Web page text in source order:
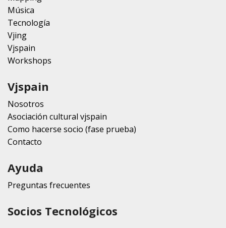
Música
Tecnología
Vjing
Vjspain
Workshops
Vjspain
Nosotros
Asociación cultural vjspain
Como hacerse socio (fase prueba)
Contacto
Ayuda
Preguntas frecuentes
Socios Tecnológicos